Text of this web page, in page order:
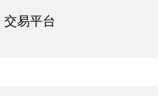
交易平台